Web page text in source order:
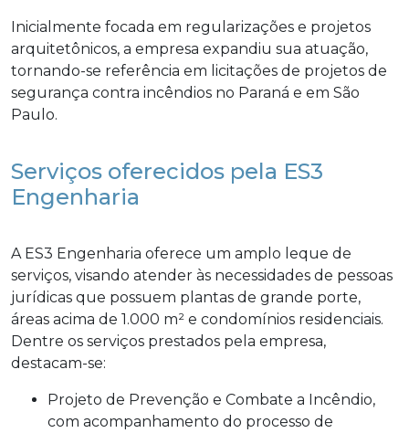
Inicialmente focada em regularizações e projetos
arquitetônicos, a empresa expandiu sua atuação,
tornando-se referência em licitações de projetos de
segurança contra incêndios no Paraná e em São
Paulo.
Serviços oferecidos pela ES3
Engenharia
A ES3 Engenharia oferece um amplo leque de
serviços, visando atender às necessidades de pessoas
jurídicas que possuem plantas de grande porte,
áreas acima de 1.000 m² e condomínios residenciais.
Dentre os serviços prestados pela empresa,
destacam-se:
Projeto de Prevenção e Combate a Incêndio,
com acompanhamento do processo de